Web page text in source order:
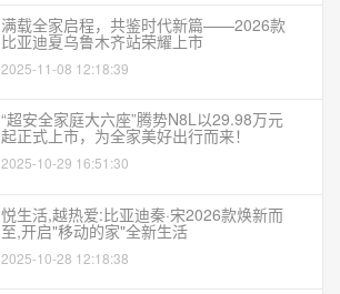
满载全家启程，共鉴时代新篇——2026款
比亚迪夏乌鲁木齐站荣耀上市
2025-11-08 12:18:39
“超安全家庭大六座”腾势N8L以29.98万元
起正式上市，为全家美好出行而来！
2025-10-29 16:51:30
悦生活,越热爱:比亚迪秦·宋2026款焕新而
至,开启"移动的家"全新生活
2025-10-28 12:18:38